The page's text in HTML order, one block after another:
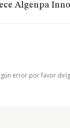
Algenpa
error por favor